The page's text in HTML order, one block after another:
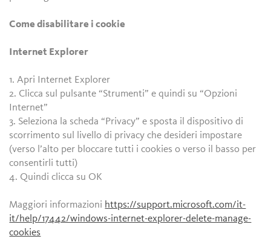
Come disabilitare i cookie
Internet Explorer
1. Apri Internet Explorer
2. Clicca sul pulsante “Strumenti” e quindi su “Opzioni
Internet”
3. Seleziona la scheda “Privacy” e sposta il dispositivo di
scorrimento sul livello di privacy che desideri impostare
(verso l’alto per bloccare tutti i cookies o verso il basso per
consentirli tutti)
4. Quindi clicca su OK
Maggiori informazioni https://support.microsoft.com/it-
it/help/17442/windows-internet-explorer-delete-manage-
cookies